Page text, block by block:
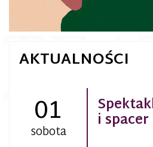
AKTUALNOŚCI
01
sobota i